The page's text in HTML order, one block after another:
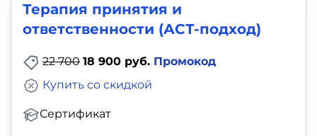
Терапия принятия и
ответственности (АСТ-подход)
22 700 18 900 руб. Промокод
Сертификат
Купить со скидкой